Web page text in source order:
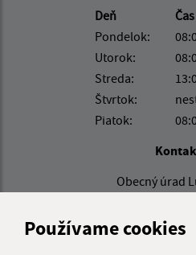
Používame cookies
Deň
Čas
Pondelok:
Utorok:
Streda:
Štvrtok:
Piatok:
Obecný úrad
980 26